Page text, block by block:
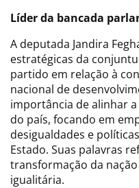
Líder da bancada
A deputada Jandira
estratégicas da
partido em relação à
nacional de
importância de alinhar
do país, focando em
desigualdades e
Estado. Suas palavras
transformação da
igualitária.